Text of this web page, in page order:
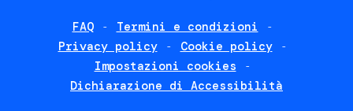
FAQ
Termini e condizioni
Privacy policy
Cookie policy
Impostazioni cookies
Dichiarazione di Accessibilità